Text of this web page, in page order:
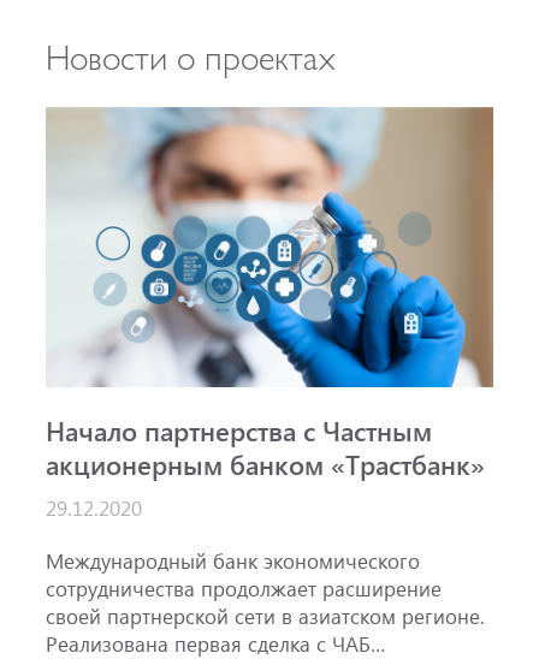
Новости о проектах
Начало партнерства с Частным
акционерным банком «Трастбанк»
29.12.2020
Международный банк экономического
сотрудничества продолжает расширение
своей партнерской сети в азиатском регионе.
Реализована первая сделка с ЧАБ